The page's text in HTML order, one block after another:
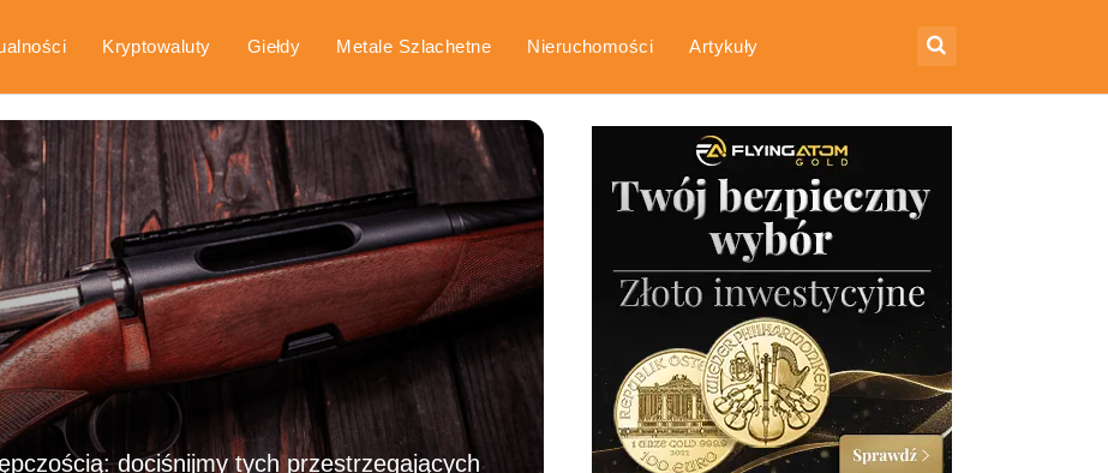
Kryptowaluty Giełdy Metale Szlachetne Nieruchomości Artykuły
Poradniki
dociśnijmy tych przestrzegających